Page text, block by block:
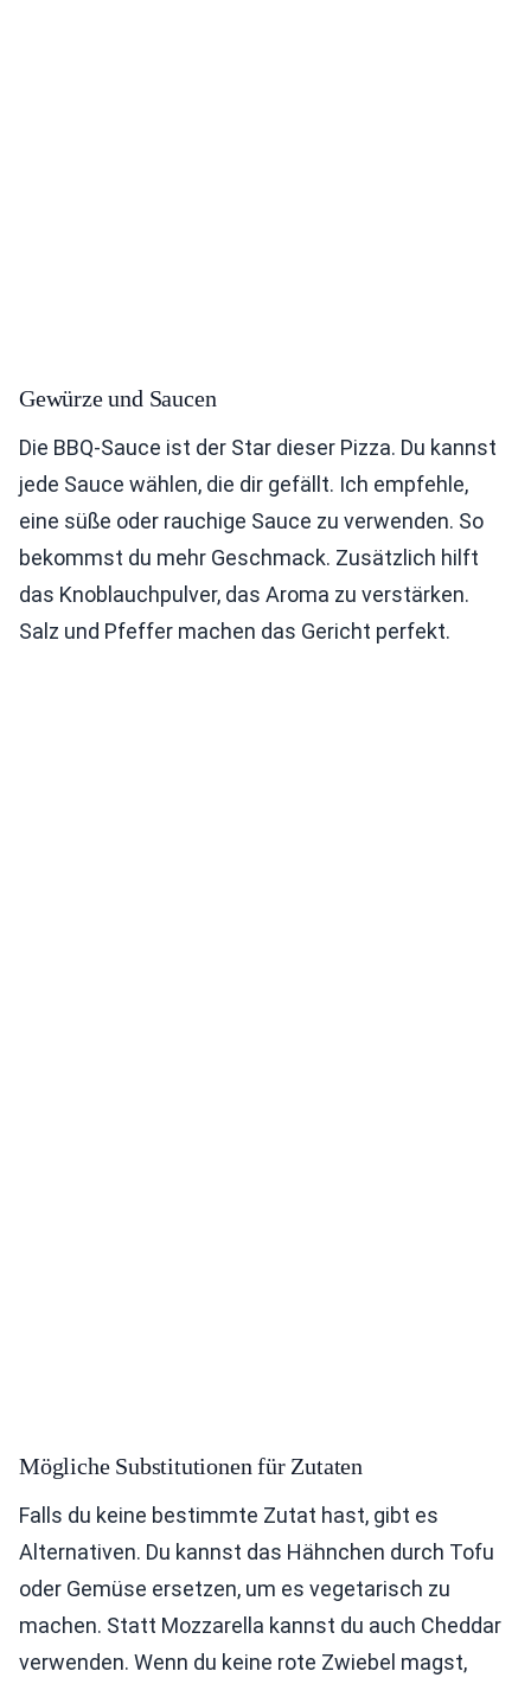
Gewürze und Saucen
Die BBQ-Sauce ist der Star dieser Pizza. Du kannst
jede Sauce wählen, die dir gefällt. Ich empfehle,
eine süße oder rauchige Sauce zu verwenden. So
bekommst du mehr Geschmack. Zusätzlich hilft
das Knoblauchpulver, das Aroma zu verstärken.
Salz und Pfeffer machen das Gericht perfekt.
Mögliche Substitutionen für Zutaten
Falls du keine bestimmte Zutat hast, gibt es
Alternativen. Du kannst das Hähnchen durch Tofu
oder Gemüse ersetzen, um es vegetarisch zu
machen. Statt Mozzarella kannst du auch Cheddar
verwenden. Wenn du keine rote Zwiebel magst,